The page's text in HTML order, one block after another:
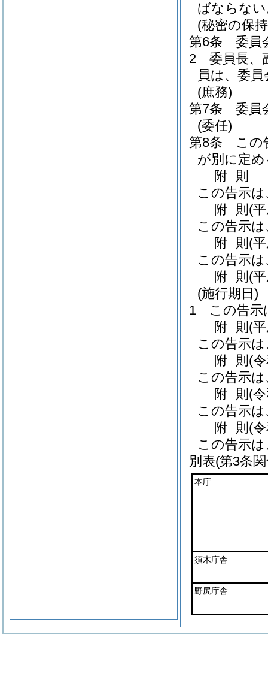
ばならな
(秘密の保
第6条
委員
2
委員長、
員は、委
(庶務)
第7条
委員
(委任)
第8条
この
が別に定
附 則
この告示
附 則 (
この告示
附 則 (
この告示
附 則 (
(施行期日)
1
この告示
附 則 (
この告示
附 則 (
この告示
附 則 (
この告示
附 則 (
この告示
別表(第3条
本庁
須木庁舎
野尻庁舎